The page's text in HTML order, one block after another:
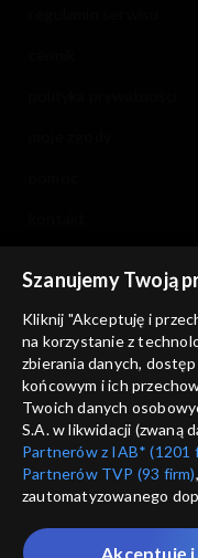
informacje o dostawcy
Szanujemy Twoją
Kliknij "Akceptuję i
na korzystanie z
zbierania danych,
końcowym i ich
Twoich danych
S.A. w likwidacji (zwaną
Partnerów z IAB* (1201
Partnerów TVP (93 firm)
zautomatyzowanego
które wskazujemy
Akceptuję